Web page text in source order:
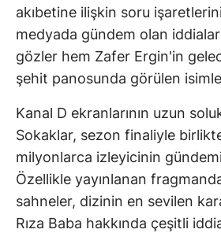
akıbetine ilişkin soru
medyada gündem olan
gözler hem Zafer Ergin'in
şehit panosunda görülen
Kanal D ekranlarının uzun
Sokaklar, sezon finaliyle
milyonlarca izleyicinin
Özellikle yayınlanan
sahneler, dizinin en sevilen
Rıza Baba hakkında çeşitli